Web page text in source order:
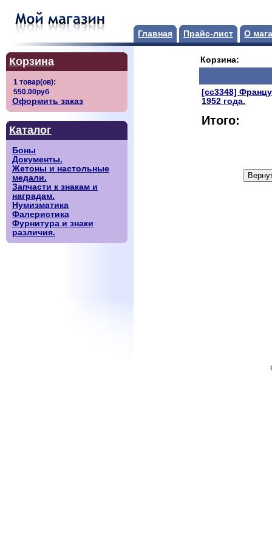
Главная Прайс-лист О
Корзина
Оформить заказ
Каталог
Боны
Документы.
Жетоны и настольные
медали.
Запчасти к знакам и
наградам.
Нумизматика
Фалеристика
Фурнитура и знаки
различия.
Корзина:
[сс3348]
1952 года.
Итого: